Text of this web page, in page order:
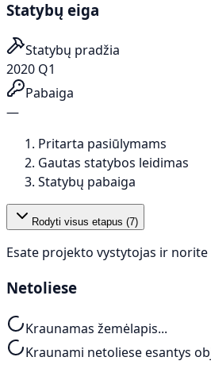
Statybų eiga
Statybų pradžia
2020 Q1
Pabaiga
—
Pritarta pasiūlymams
Gautas statybos leidimas
Statybų pabaiga
Rodyti visus etapus (7)
Esate projekto vystytojas ir
Netoliese
Kraunamas žemėlapis...
Kraunami netoliese esantys